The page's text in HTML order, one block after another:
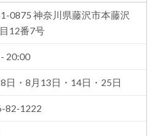
0875 神奈川県藤沢市本藤沢
12番7号
20:00
日・8月13日・14日・25日
82-1222